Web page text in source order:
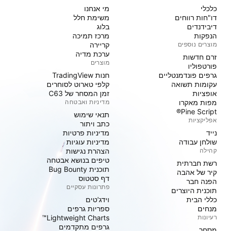
כלכלי
דו"חות רווחים
דיבידנדים
הנפקות
מוצרים נוספים
זרם חדשות
פורטפוליו
גרפים פונדמנטליים
עקומות תשואה
אופציות
מפות מאקרו
Pine Script®
אפליקציות
נייד
שולחן עבודה
קהילה
רשת חברתית
קיר של אהבה
הפנה חבר
תוכנית היוצרים
כללי הבית
מנחים
רעיונות
מי אנחנו
משימת חלל
בלוג
מרכז תמיכה
קריירה
ערכת מדיה
מוצרים
חנות TradingView
קלפי טארוט לסוחרים
זמן המסחר של C63
מדיניות ואבטחה
תנאי שימוש
כתב ויתור
מדיניות פרטיות
מדיניות עוגיות
הצהרת נגישות
טיפים בנושא אבטחה
תוכנית Bug Bounty
דף סטטוס
פתרונות עסקיים
וידג'טים
ספריות גרפים
Lightweight Charts™
גרפים מתקדמים